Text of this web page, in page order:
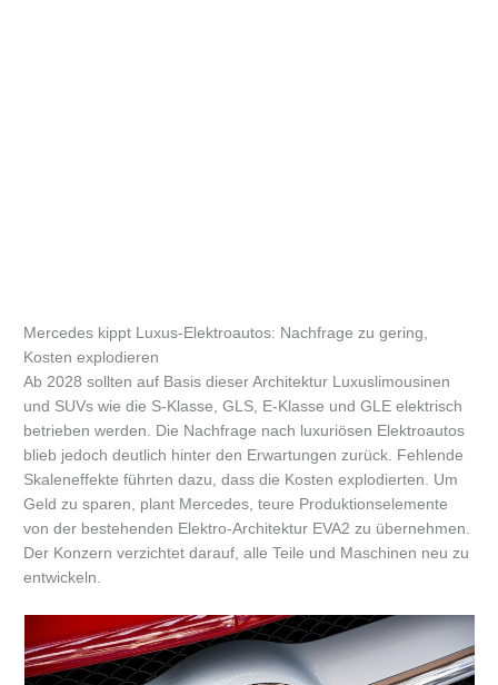
Mercedes kippt Luxus-Elektroautos: Nachfrage zu gering,
Kosten explodieren
Ab 2028 sollten auf Basis dieser Architektur Luxuslimousinen
und SUVs wie die S-Klasse, GLS, E-Klasse und GLE elektrisch
betrieben werden. Die Nachfrage nach luxuriösen Elektroautos
blieb jedoch deutlich hinter den Erwartungen zurück. Fehlende
Skaleneffekte führten dazu, dass die Kosten explodierten. Um
Geld zu sparen, plant Mercedes, teure Produktionselemente
von der bestehenden Elektro-Architektur EVA2 zu übernehmen.
Der Konzern verzichtet darauf, alle Teile und Maschinen neu zu
entwickeln.